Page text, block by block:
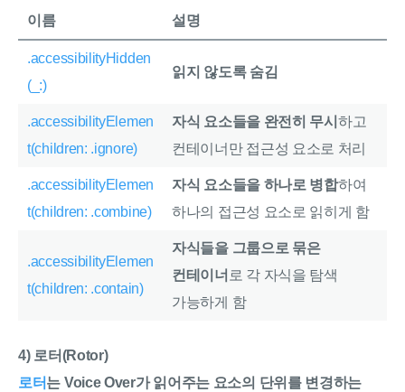
이름 설명
.accessibilityHidden
(_:)
읽지 않도록 숨김
.accessibilityElemen
t(children: .ignore)
자식 요소들을 완전히 무시 하고
컨테이너만 접근성 요소로 처리
.accessibilityElemen
t(children: .combine)
자식 요소들을 하나로 병합하여
하나의 접근성 요소로 읽히게 함
.accessibilityElemen
t(children: .contain)
자식들을 그룹으로 묶은
컨테이너 로 각 자식을 탐색
가능하게 함
4) 로터(Rotor)
로터는 Voice Over가 읽어주는 요소의 단위를 변경하는